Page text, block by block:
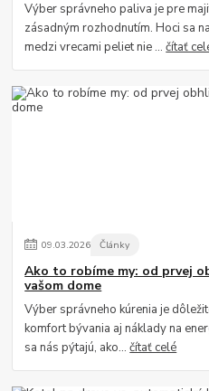
Výber správneho paliva je pre
zásadným rozhodnutím. Hoci sa
medzi vrecami peliet nie ...čítať
09.03.2026 Články
Ako to robíme my: od prvej
vašom dome
Výber správneho kúrenia je
komfort bývania aj náklady na
sa nás pýtajú, ako...čítať celé